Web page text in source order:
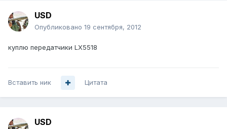
USD
Опубликовано 19 сентября, 2012
куплю передатчики LX5518
Вставить ник Цитата
USD